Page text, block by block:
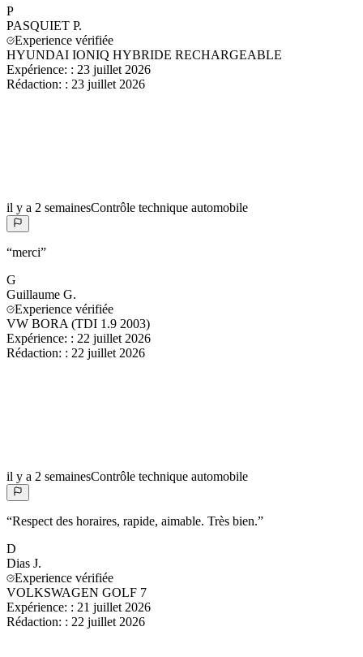
P
PASQUIET P.
Experience vérifiée
HYUNDAI IONIQ HYBRIDE RECHARGEABLE
Expérience: : 23 juillet 2026
Rédaction: : 23 juillet 2026
il y a 2 semainesContrôle technique automobile
“merci”
G
Guillaume G.
Experience vérifiée
VW BORA (TDI 1.9 2003)
Expérience: : 22 juillet 2026
Rédaction: : 22 juillet 2026
il y a 2 semainesContrôle technique automobile
“Respect des horaires, rapide, aimable. Très bien.”
D
Dias J.
Experience vérifiée
VOLKSWAGEN GOLF 7
Expérience: : 21 juillet 2026
Rédaction: : 22 juillet 2026